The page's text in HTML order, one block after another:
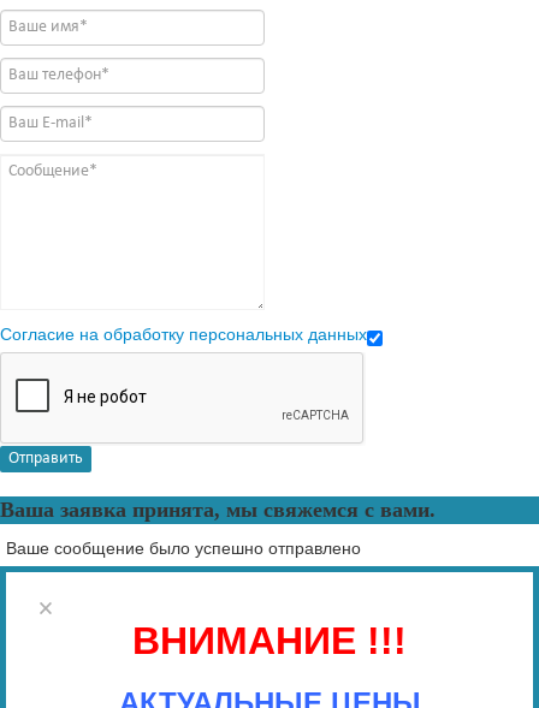
Согласие на обработку персональных данных
Отправить
Ваша заявка принята, мы свяжемся с вами.
Ваше сообщение было успешно отправлено
×
ВНИМАНИЕ !!!